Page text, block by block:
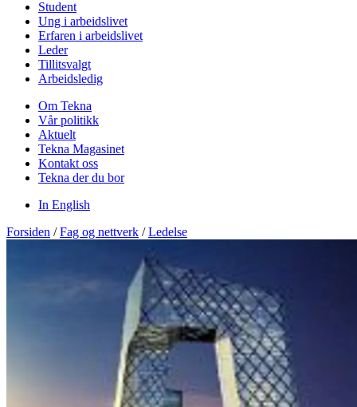
Student
Ung i arbeidslivet
Erfaren i arbeidslivet
Leder
Tillitsvalgt
Arbeidsledig
Om Tekna
Vår politikk
Aktuelt
Tekna Magasinet
Kontakt oss
Tekna der du bor
In English
Forsiden / Fag og nettverk / Ledelse